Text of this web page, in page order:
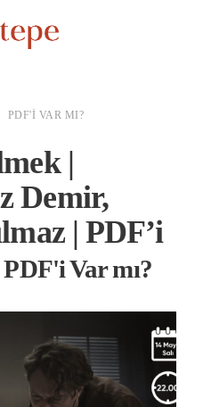
PDF'I VAR MI?
|
Demir,
| PDF’i
Var mı?